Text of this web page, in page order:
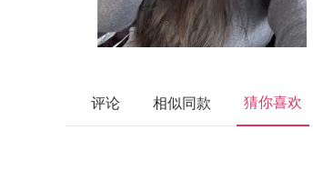
评论 相似同款 猜你喜欢